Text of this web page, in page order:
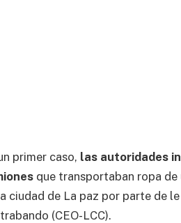
primer caso, las autoridades
que transportaban ropa
ciudad de La paz por parte de
(CEO-LCC).